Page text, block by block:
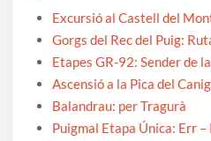
Excursió al Castell del
Gorgs del Rec del Puig:
Etapes GR-92: Sender de
Ascensió a la Pica del
Balandrau: per Tragurà
Puigmal Etapa Única: Err –